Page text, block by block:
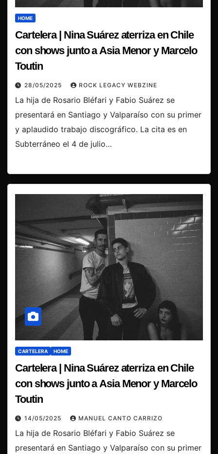
HOME
Cartelera | Nina Suárez aterriza en Chile
con shows junto a Asia Menor y Marcelo
Toutin
28/05/2025 ROCK LEGACY WEBZINE
La hija de Rosario Bléfari y Fabio Suárez se
presentará en Santiago y Valparaíso con su primer
y aplaudido trabajo discográfico. La cita es en
Subterráneo el 4 de julio…
CARTELERA HOME
Cartelera | Nina Suárez aterriza en Chile
con shows junto a Asia Menor y Marcelo
Toutin
14/05/2025 MANUEL CANTO CARRIZO
La hija de Rosario Bléfari y Fabio Suárez se
presentará en Santiago y Valparaíso con su primer